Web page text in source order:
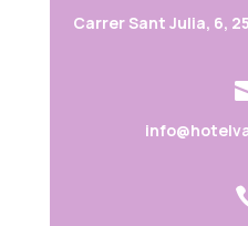
Carrer Sant Julia, 6,